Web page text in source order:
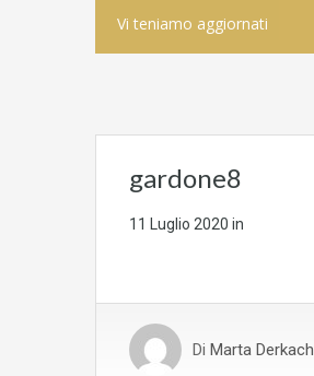
Vi teniamo aggiornati
gardone8
11 Luglio 2020 in
Di Marta Derkach